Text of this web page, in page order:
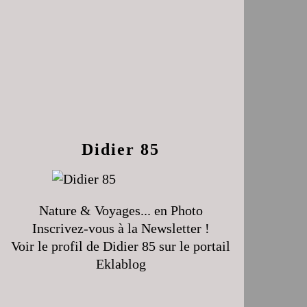
Didier 85
Nature & Voyages... en Photo
Inscrivez-vous à la Newsletter !
Voir le profil de Didier 85 sur le portail
Eklablog